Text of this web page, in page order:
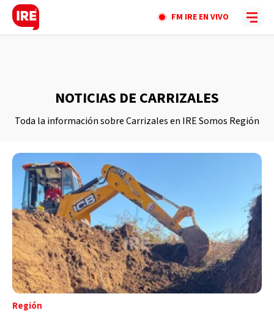
FM IRE EN VIVO
NOTICIAS DE CARRIZALES
Toda la información sobre Carrizales en IRE Somos Región
Región